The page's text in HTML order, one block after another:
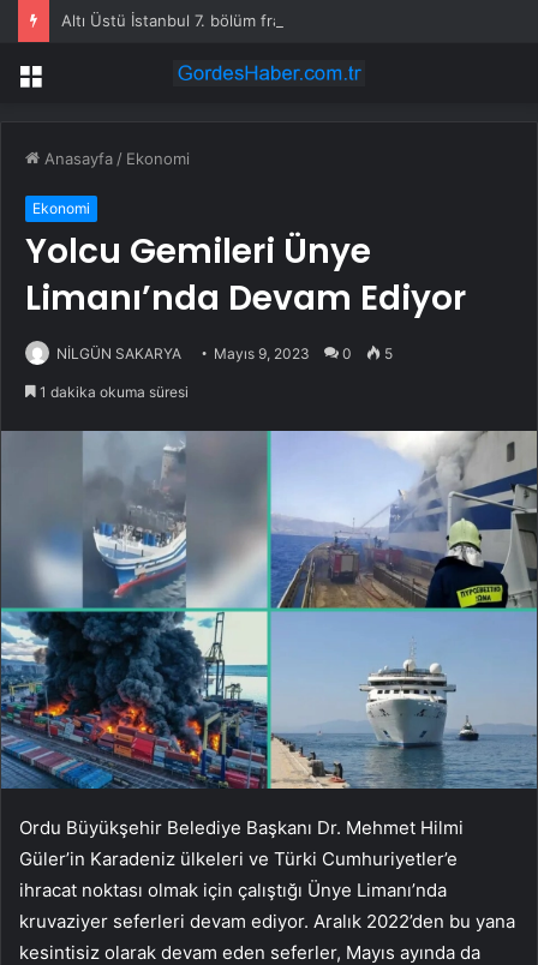
Altı Üstü İstanbul 7. bölüm fragmanı yayınlandı mı?
Menü
Anasayfa / Ekonomi
Ekonomi
Yolcu Gemileri Ünye
Limanı’nda Devam Ediyor
NİLGÜN SAKARYA Mayıs 9, 2023 0 5
1 dakika okuma süresi
Ordu Büyükşehir Belediye Başkanı Dr. Mehmet Hilmi
Güler’in Karadeniz ülkeleri ve Türki Cumhuriyetler’e
ihracat noktası olmak için çalıştığı Ünye Limanı’nda
kruvaziyer seferleri devam ediyor. Aralık 2022’den bu yana
kesintisiz olarak devam eden seferler, Mayıs ayında da